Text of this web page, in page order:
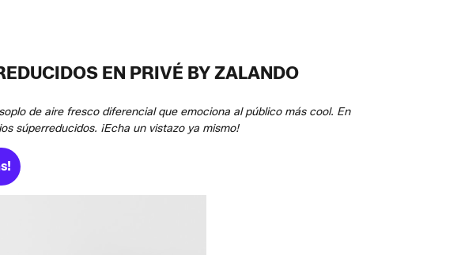
EN PRIVÉ BY ZALANDO
de aire fresco diferencial que emociona al público más cool. En
súperreducidos. ¡Echa un vistazo ya mismo!